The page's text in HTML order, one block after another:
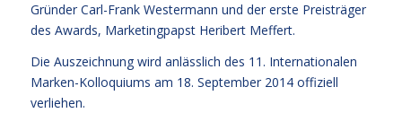
Gründer Carl-Frank Westermann und der erste Preisträger
des Awards, Marketingpapst Heribert Meffert.
Die Auszeichnung wird anlässlich des 11. Internationalen
Marken-Kolloquiums am 18. September 2014 offiziell
verliehen.